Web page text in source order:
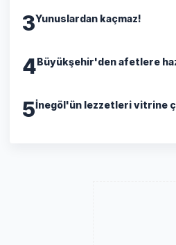
3Yunuslardan kaçmaz!
4Büyükşehir'den afetlere
5İnegöl'ün lezzetleri vitrine